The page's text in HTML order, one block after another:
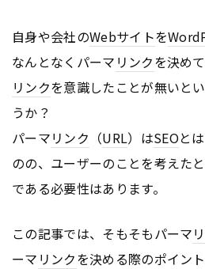
自身や会社のWebサイトを
なんとなくパーマ リンクを決め
リンクを意識したことが無いと
うか？
パーマリンク （URL）はSEOと
のの、ユーザーのことを考えた
である必要性はあります。
この記事では、そもそもパーマ
ーマ リンクを決める際のポイン